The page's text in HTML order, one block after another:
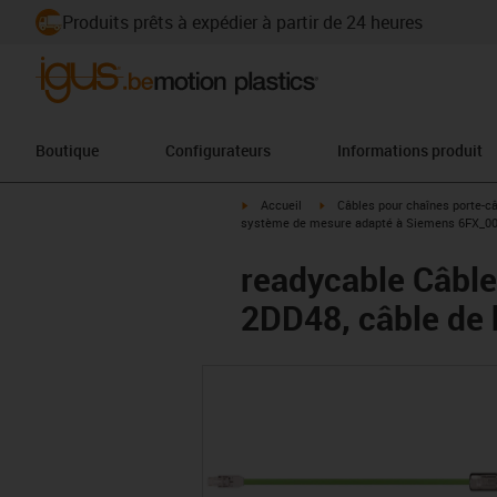
Produits prêts à expédier à partir de 24 heures
Boutique Configurateurs Informations produit
igus-icon-arrow-right
Accueil igus-icon-arrow-right
Câbles pour chaînes porte-
système de mesure adapté à Siemens
readycable
2DD48, câble de